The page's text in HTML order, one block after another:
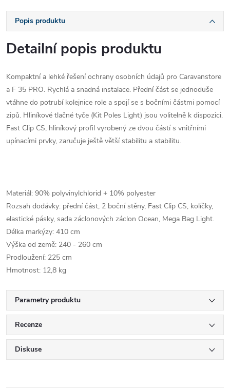
Popis produktu
Detailní popis produktu
Kompaktní a lehké řešení ochrany osobních údajů pro Caravanstore
a F 35 PRO. Rychlá a snadná instalace. Přední část se jednoduše
vtáhne do potrubí kolejnice role a spojí se s bočními částmi pomocí
zipů. Hliníkové tlačné tyče (Kit Poles Light) jsou volitelně k dispozici.
Fast Clip CS, hliníkový profil vyrobený ze dvou částí s vnitřními
upínacími prvky, zaručuje ještě větší stabilitu a stabilitu.
Materiál: 90% polyvinylchlorid + 10% polyester
Rozsah dodávky: přední část, 2 boční stěny, Fast Clip CS, kolíčky,
elastické pásky, sada záclonových záclon Ocean, Mega Bag Light.
Délka markýzy: 410 cm
Výška od země: 240 - 260 cm
Prodloužení: 225 cm
Hmotnost: 12,8 kg
Parametry produktu
Recenze
Diskuse